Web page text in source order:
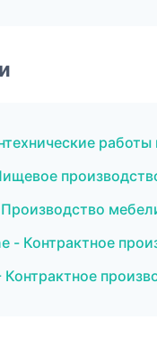
работы
- Контрактное